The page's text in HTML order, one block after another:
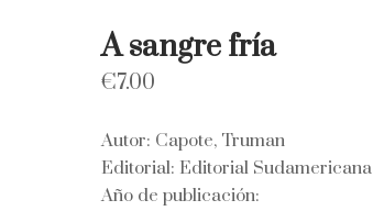
A sangre fría
€7.00
Autor: Capote, Truman
Editorial: Editorial Sudamericana
Año de publicación: